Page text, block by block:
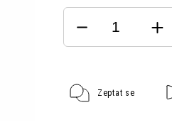
Zeptat se